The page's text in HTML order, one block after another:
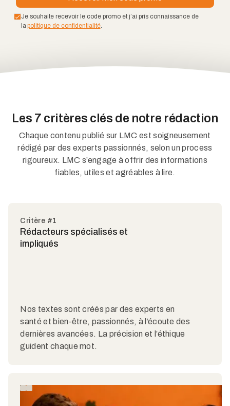
Je souhaite recevoir le code promo et j’ai pris connaissance de
la politique de confidentialité.
Les 7 critères clés de notre rédaction
Chaque contenu publié sur LMC est soigneusement
rédigé par des experts passionnés, selon un process
rigoureux. LMC s’engage à offrir des informations
fiables, utiles et agréables à lire.
Critère #1
Rédacteurs spécialisés et
impliqués
Nos textes sont créés par des experts en
santé et bien-être, passionnés, à l’écoute des
dernières avancées. La précision et l’éthique
guident chaque mot.